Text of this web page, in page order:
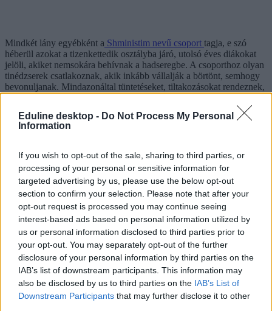
Eduline desktop - Do Not Process My Personal
Information
If you wish to opt-out of the sale, sharing to third parties, or
processing of your personal or sensitive information for
targeted advertising by us, please use the below opt-out
section to confirm your selection. Please note that after your
opt-out request is processed you may continue seeing
interest-based ads based on personal information utilized by
us or personal information disclosed to third parties prior to
your opt-out. You may separately opt-out of the further
disclosure of your personal information by third parties on the
IAB’s list of downstream participants. This information may
also be disclosed by us to third parties on the IAB’s List of
Downstream Participants that may further disclose it to other
Mindkét lány egyébként a Shministim nevű csoport tagja, e szó
héberül azokat a tizenkettedik osztályba járó, utolsó éves diákokat
jelöli, akiket nemsokára behívnak a hadseregbe. A csoporthoz olyan
tinédzserek csatlakoznak, akik inkább vállalják a börtönt, semhogy
bevonuljanak. Mindazonáltal tüntetéseket, tiltakozásokat rendeznek,
Emelia bebörtönzése kapcsán szerveznek szolidaritási akciókat.